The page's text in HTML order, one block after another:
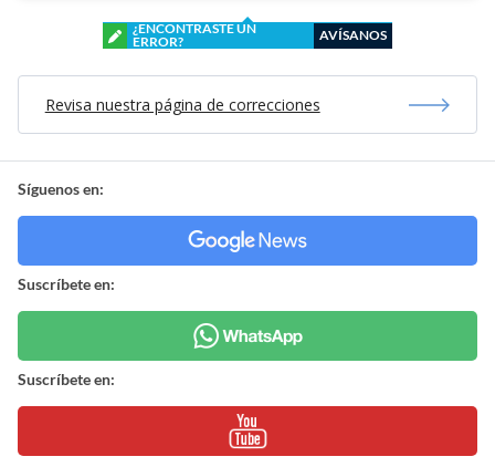
¿ENCONTRASTE UN
ERROR?
AVÍSANOS
Revisa nuestra página de correcciones
Síguenos en:
Suscríbete en:
Suscríbete en: